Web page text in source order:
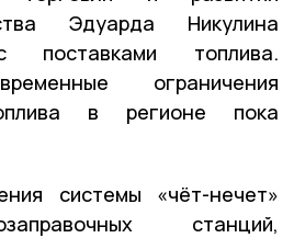
Эдуарда Никулина
топлива.
ограничения
в регионе пока
системы «чёт-нечет»
станций,